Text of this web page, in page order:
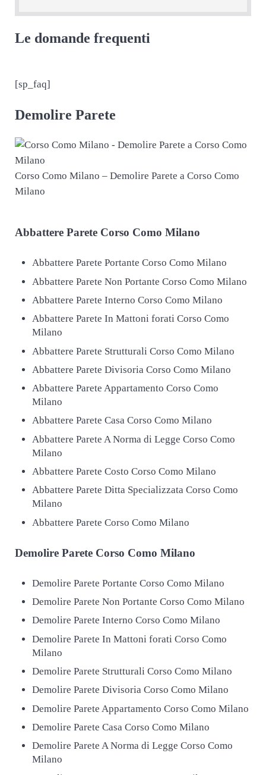
Le domande frequenti
[sp_faq]
Demolire Parete
Corso Como Milano – Demolire Parete a Corso Como
Milano
AbbattereParete Corso Como Milano
Abbattere Parete Portante Corso Como Milano
Abbattere Parete Non Portante Corso Como Milano
Abbattere Parete Interno Corso Como Milano
Abbattere Parete In Mattoni forati Corso Como
Milano
Abbattere Parete Strutturali Corso Como Milano
Abbattere Parete Divisoria Corso Como Milano
Abbattere Parete Appartamento Corso Como
Milano
Abbattere Parete Casa Corso Como Milano
Abbattere Parete A Norma di Legge Corso Como
Milano
Abbattere Parete Costo Corso Como Milano
Abbattere Parete Ditta Specializzata Corso Como
Milano
Abbattere Parete Corso Como Milano
DemolireParete Corso Como Milano
Demolire Parete Portante Corso Como Milano
Demolire Parete Non Portante Corso Como Milano
Demolire Parete Interno Corso Como Milano
Demolire Parete In Mattoni forati Corso Como
Milano
Demolire Parete Strutturali Corso Como Milano
Demolire Parete Divisoria Corso Como Milano
Demolire Parete Appartamento Corso Como Milano
Demolire Parete Casa Corso Como Milano
Demolire Parete A Norma di Legge Corso Como
Milano